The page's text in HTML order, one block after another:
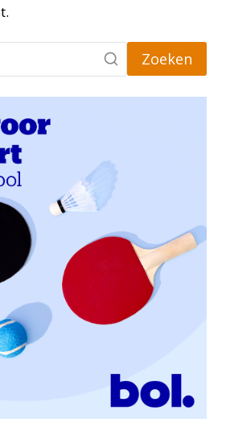
Zoeken